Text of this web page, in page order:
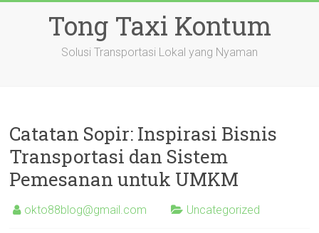
Tong Taxi Kontum
Solusi Transportasi Lokal yang Nyaman
Catatan Sopir: Inspirasi Bisnis
Transportasi dan Sistem
Pemesanan untuk UMKM
okto88blog@gmail.com Uncategorized